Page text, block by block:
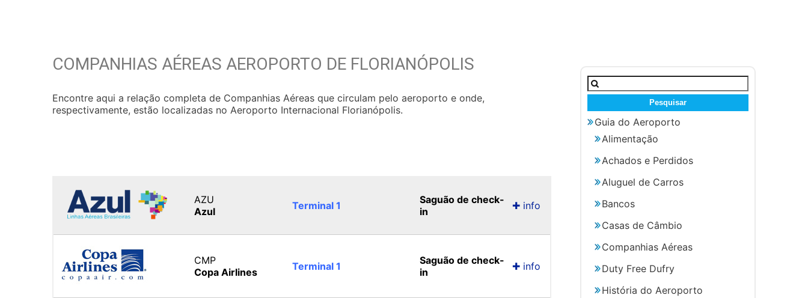
COMPANHIAS AÉREAS AEROPORTO DE FLORIANÓPOLIS
Encontre aqui a relação completa de Companhias Aéreas que circulam pelo aeroporto e onde,
respectivamente, estão localizadas no Aeroporto Internacional Florianópolis.
AZU
Azul
Terminal 1
Saguão de check-
in
✚ info
CMP
Copa Airlines
Terminal 1
Saguão de check-
in
✚ info
Pesquisar
por:
Guia do Aeroporto
Alimentação
Achados e Perdidos
Aluguel de Carros
Bancos
Casas de Câmbio
Companhias Aéreas
Duty Free Dufry
História do Aeroporto